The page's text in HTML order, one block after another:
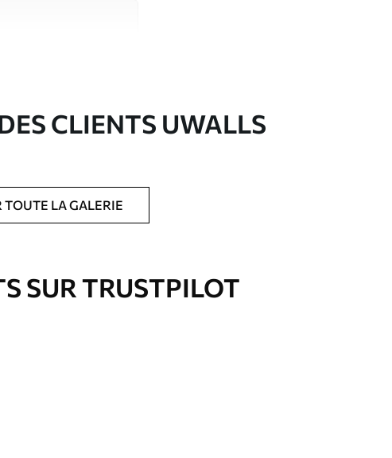
cm de large.
CLIENTS UWALLS
TOUTE LA GALERIE
SUR TRUSTPILOT